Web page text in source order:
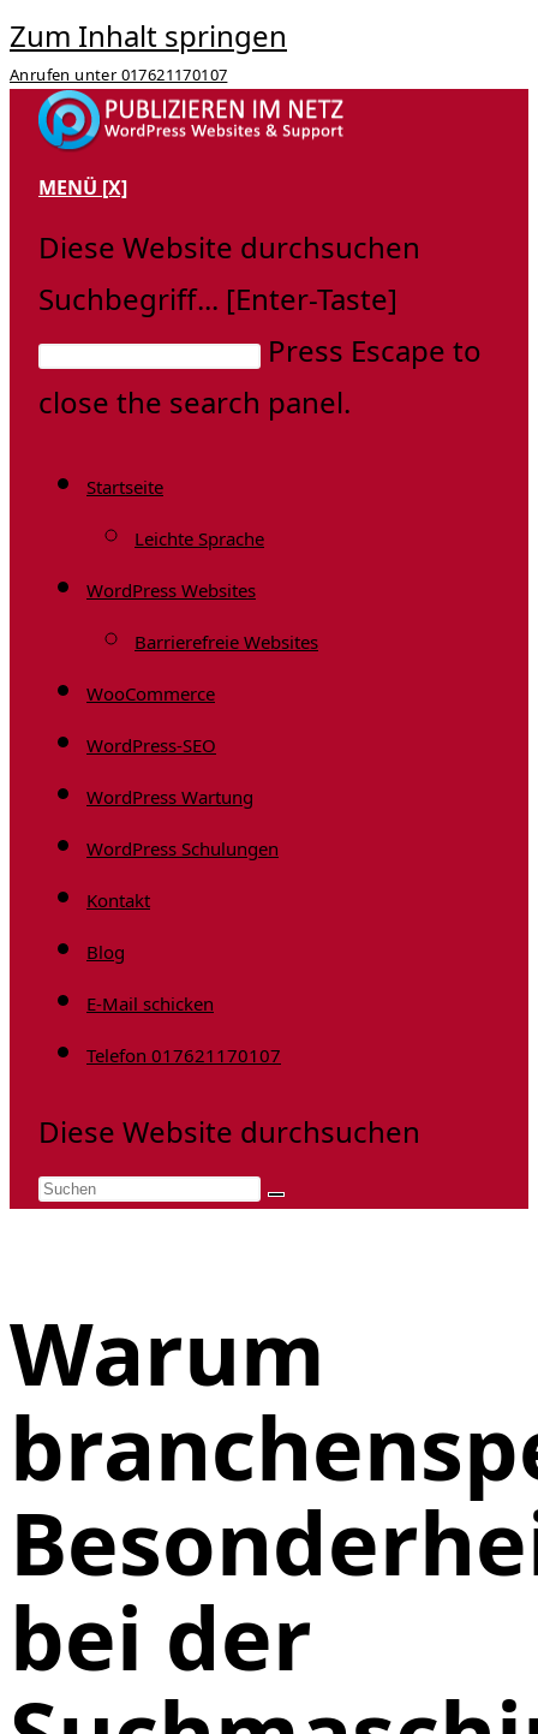
Zum Inhalt springen
Anrufen unter 017621170107
MENÜ [X]
Diese Website durchsuchen
Suchbegriff... [Enter-Taste]
Press Escape to
close the search panel.
Startseite
Leichte Sprache
WordPress Websites
Barrierefreie Websites
WooCommerce
WordPress-SEO
WordPress Wartung
WordPress Schulungen
Kontakt
Blog
E-Mail schicken
Telefon 017621170107
Diese Website durchsuchen
Warum
bei der